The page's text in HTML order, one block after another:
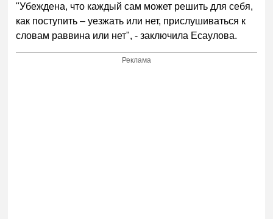
"Убеждена, что каждый сам может решить для себя,
как поступить – уезжать или нет, прислушиваться к
словам раввина или нет", - заключила Есаулова.
Реклама